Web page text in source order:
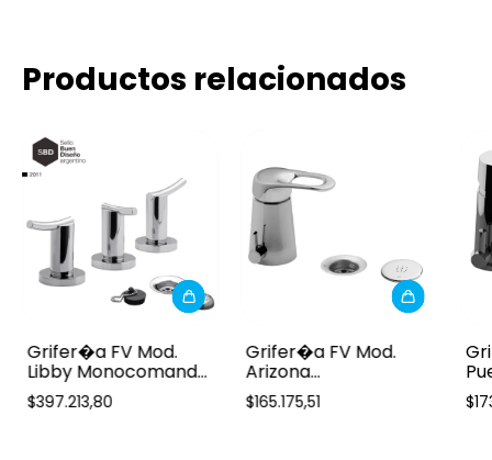
Productos relacionados
Grifer�a FV Mod.
Libby Monocomando
- Bidet
$397.213,80
Grifer�a FV Mod.
Arizona
Monocomando -
Bidet
$165.175,51 -